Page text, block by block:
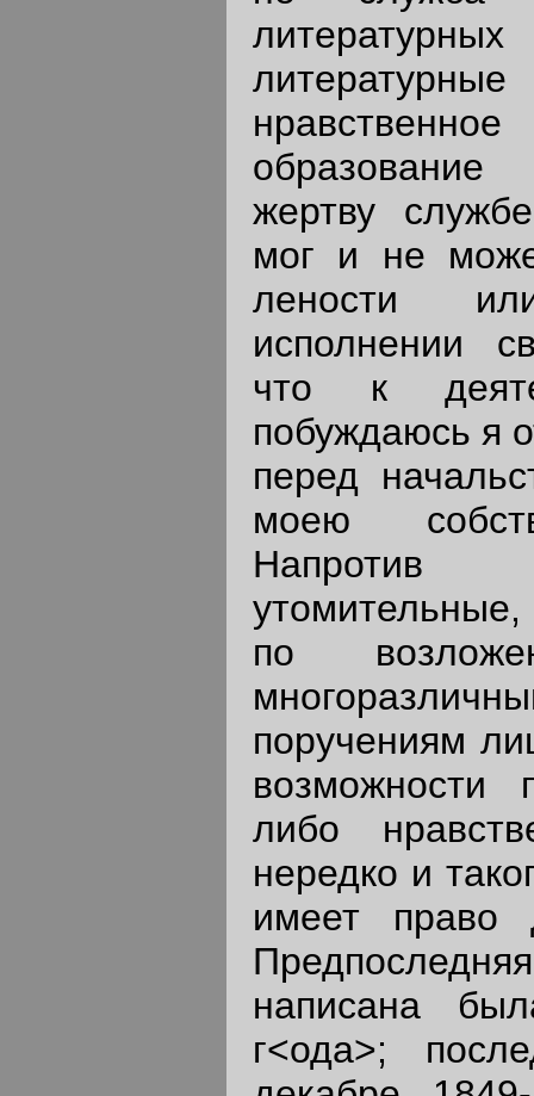
жертву
мог и не
лености
исполнении
что к
побуждаюсь я
перед
моею
Напротив
по
поручениям
возможности
либо
нередко и
имеет право
написана
г<ода>;